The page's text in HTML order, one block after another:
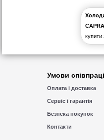
купити
Умови співпраці
Оплата і доставка
Сервіс і гарантія
Безпека покупок
Контакти